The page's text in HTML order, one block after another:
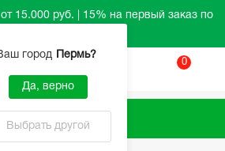
15.000 руб. | 15% на первый заказ по
город Пермь?
Да, верно
Выбрать другой
0
Каталог